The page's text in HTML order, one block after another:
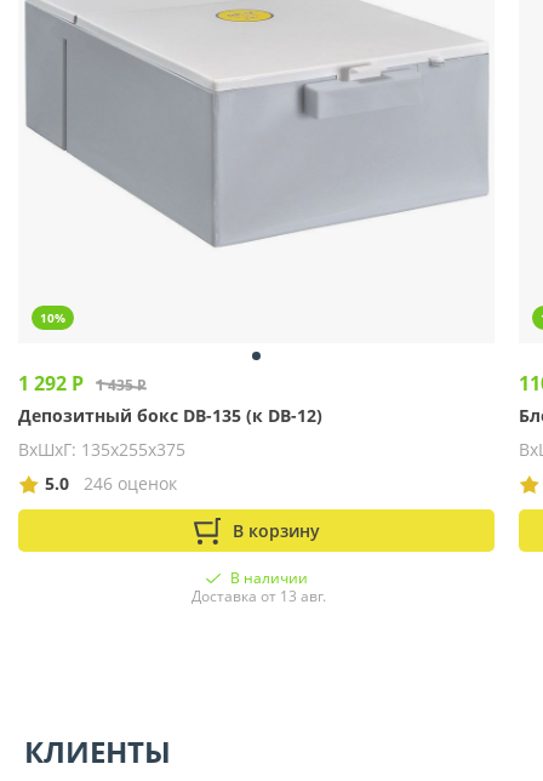
10%
1 292 Р 1 435 Р
Депозитный бокс DB-135 (к DB-12)
ВхШхГ: 135х255х375
5.0
246 оценок
В корзину
В наличии
Доставка от 13 авг.
КЛИЕНТЫ